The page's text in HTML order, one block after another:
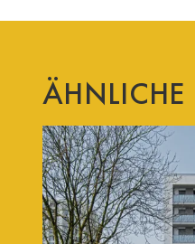
ÄHNLICHE